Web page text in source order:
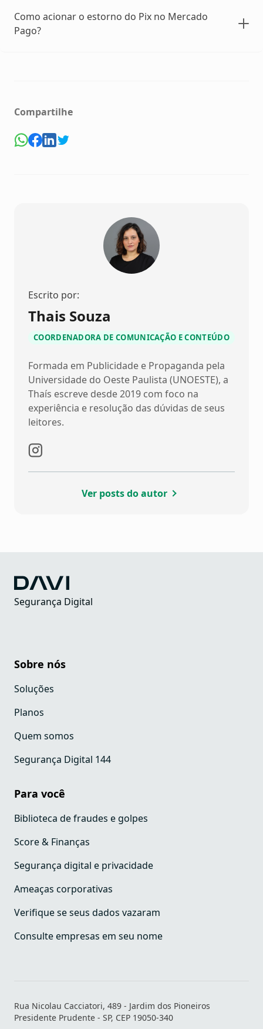
Como acionar o estorno do Pix no Mercado
Pago?
Compartilhe
Escrito por:
Thais Souza
COORDENADORA DE COMUNICAÇÃO E CONTEÚDO
Formada em Publicidade e Propaganda pela
Universidade do Oeste Paulista (UNOESTE), a
Thaís escreve desde 2019 com foco na
experiência e resolução das dúvidas de seus
leitores.
Ver posts do autor
Segurança Digital
Sobre nós
Soluções
Planos
Quem somos
Segurança Digital 144
Para você
Biblioteca de fraudes e golpes
Score & Finanças
Segurança digital e privacidade
Ameaças corporativas
Verifique se seus dados vazaram
Consulte empresas em seu nome
Rua Nicolau Cacciatori, 489 - Jardim dos Pioneiros
Presidente Prudente - SP, CEP 19050-340